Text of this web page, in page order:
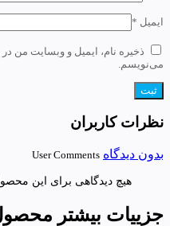
ایمیل *
ذخیره نام، ایمیل و وبسایت من
می‌نویسم.
نظرات کاربران
بدون دیدگاه User Comments
هیچ دیدگاهی برای این
جزییات بیشتر